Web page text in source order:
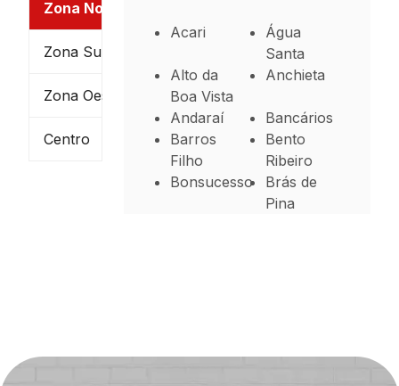
Zona Norte
Zona Sul
Zona Oeste
Centro
Acari
Água
Santa
Alto da
Boa Vista
Anchieta
Andaraí
Bancários
Barros
Filho
Bento
Ribeiro
Bonsucesso
Brás de
Pina
Colégio
Complexo